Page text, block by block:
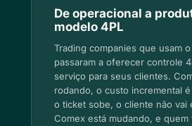
De operacional a
modelo 4PL
Trading companies que usam
passaram a oferecer controle
serviço para seus clientes.
rodando, o custo incremental
o ticket sobe, o cliente não vai
Comex está mudando, e quem